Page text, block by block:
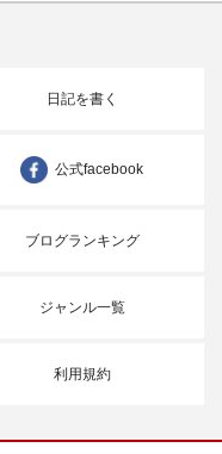
日記を書く
公式facebook
ブログランキング
ジャンル一覧
利用規約